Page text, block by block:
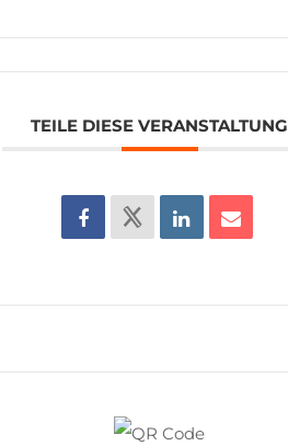
TEILE DIESE VERANSTALTUNG